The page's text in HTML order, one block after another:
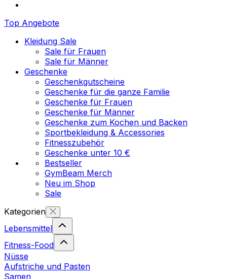
Top Angebote
Kleidung Sale
Sale für Frauen
Sale für Männer
Geschenke
Geschenkgutscheine
Geschenke für die ganze Familie
Geschenke für Frauen
Geschenke für Männer
Geschenke zum Kochen und Backen
Sportbekleidung & Accessories
Fitnesszubehör
Geschenke unter 10 €
Bestseller
GymBeam Merch
Neu im Shop
Sale
Kategorien
Lebensmittel
Fitness-Food
Nüsse
Aufstriche und Pasten
Samen